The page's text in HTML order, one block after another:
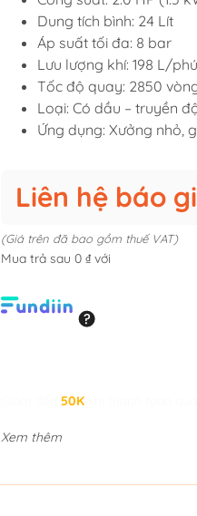
Dung tích bình: 24 Lít
Áp suất tối đa: 8 bar
Lưu lượng khí: 198 L/
Tốc độ quay: 2850
Loại: Có dầu – truyền
Ứng dụng: Xưởng nhỏ,
Liên hệ báo
(Giá trên đã bao gồm thuế VAT)
Mua trả sau 0 ₫ với
50K
Xem thêm